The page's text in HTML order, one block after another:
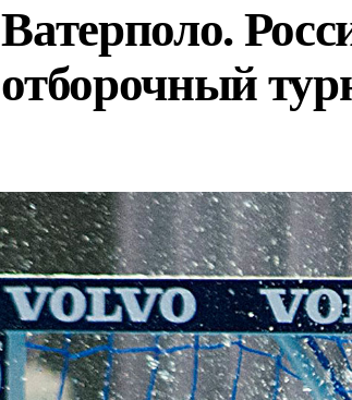
Ватерполо.
отборочный